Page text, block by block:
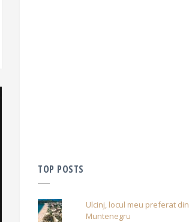
TOP POSTS
Ulcinj, locul meu preferat din
Muntenegru